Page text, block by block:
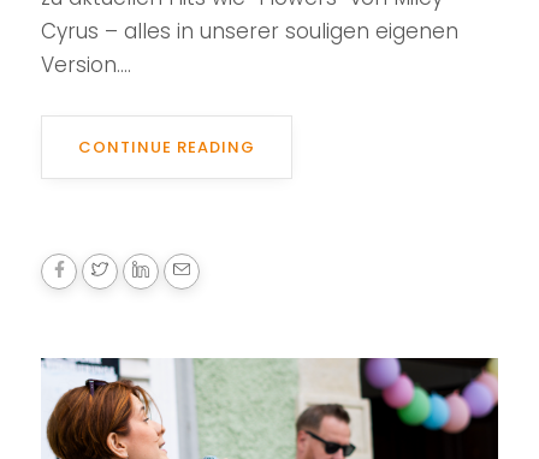
Cyrus – alles in unserer souligen eigenen
Version....
CONTINUE READING